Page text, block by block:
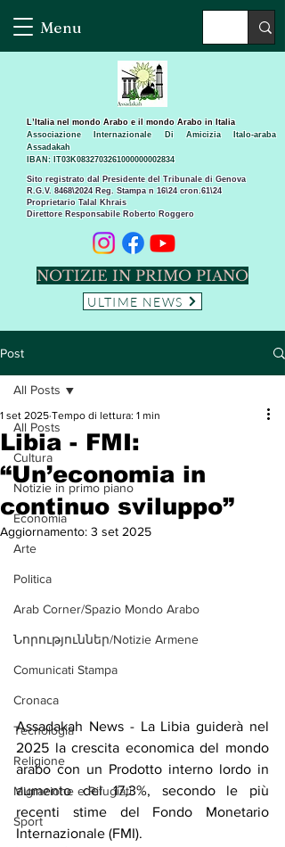
Menu
Sito registrato dal Presidente del Tribunale di Genova
R.G.V. 8468\2024 Reg. Stampa n 16\24 cron.61\24 ​
Proprietario Talal Khrais
Direttore Responsabile Roberto Roggero
L’Italia nel mondo Arabo e il mondo Arabo in Italia
Associazione Internazionale Di Amicizia Italo-araba
Assadakah
IBAN: IT03K0832703261000000002834
NOTIZIE IN PRIMO PIANO
ULTIME NEWS
Post
All Posts
Cultura
Notizie in primo piano
Economia
Arte
Politica
Arab Corner/Spazio Mondo Arabo
Նորություններ/Notizie Armene
Comunicati Stampa
Cronaca
Tecnologia
Religione
Migrazione e Rifugiati
Sport
All Posts
Libia - FMI:
“Un’economia in
continuo sviluppo”
1 set 2025 Tempo di lettura: 1 min
Aggiornamento: 3 set 2025
Assadakah News - La Libia guiderà nel
2025 la crescita economica del mondo
arabo con un Prodotto interno lordo in
aumento del 17,3%, secondo le più
recenti stime del Fondo Monetario
Internazionale (FMI).